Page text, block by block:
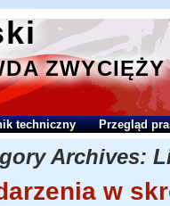
ZWYCIĘŻY
techniczny Przegląd
Archives:
w